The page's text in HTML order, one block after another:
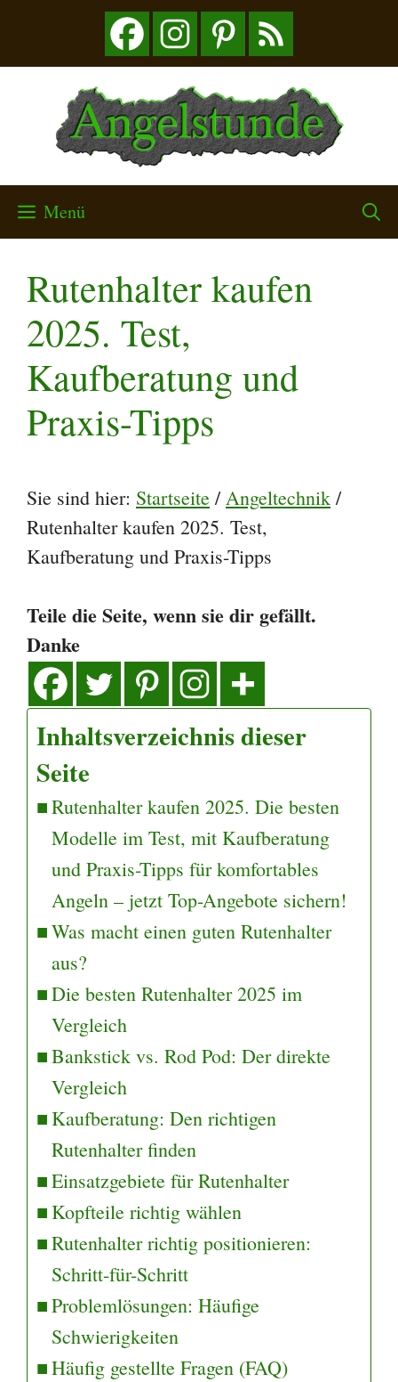
springen
Menü
Rutenhalter kaufen
2025. Test,
Kaufberatung und
Praxis-Tipps
Sie sind hier: Startseite /Angeltechnik /
Rutenhalter kaufen 2025. Test,
Kaufberatung und Praxis-Tipps
Teile die Seite, wenn sie dir gefällt.
Danke
Inhaltsverzeichnis dieser
Seite
Rutenhalter kaufen 2025. Die besten
Modelle im Test, mit Kaufberatung
und Praxis-Tipps für komfortables
Angeln – jetzt Top-Angebote sichern!
Was macht einen guten Rutenhalter
aus?
Die besten Rutenhalter 2025 im
Vergleich
Bankstick vs. Rod Pod: Der direkte
Vergleich
Kaufberatung: Den richtigen
Rutenhalter finden
Einsatzgebiete für Rutenhalter
Kopfteile richtig wählen
Rutenhalter richtig positionieren:
Schritt-für-Schritt
Problemlösungen: Häufige
Schwierigkeiten
Häufig gestellte Fragen (FAQ)